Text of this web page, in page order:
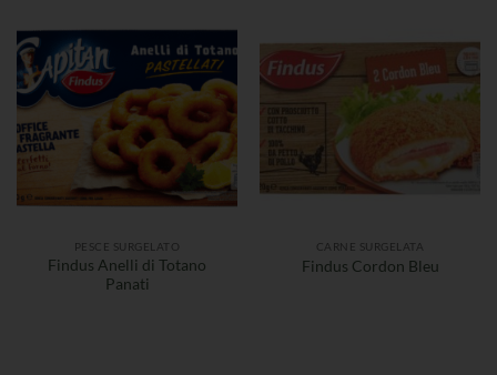
PESCE SURGELATO
Findus Anelli di Totano
Panati
CARNE SURGELATA
Findus Cordon Bleu